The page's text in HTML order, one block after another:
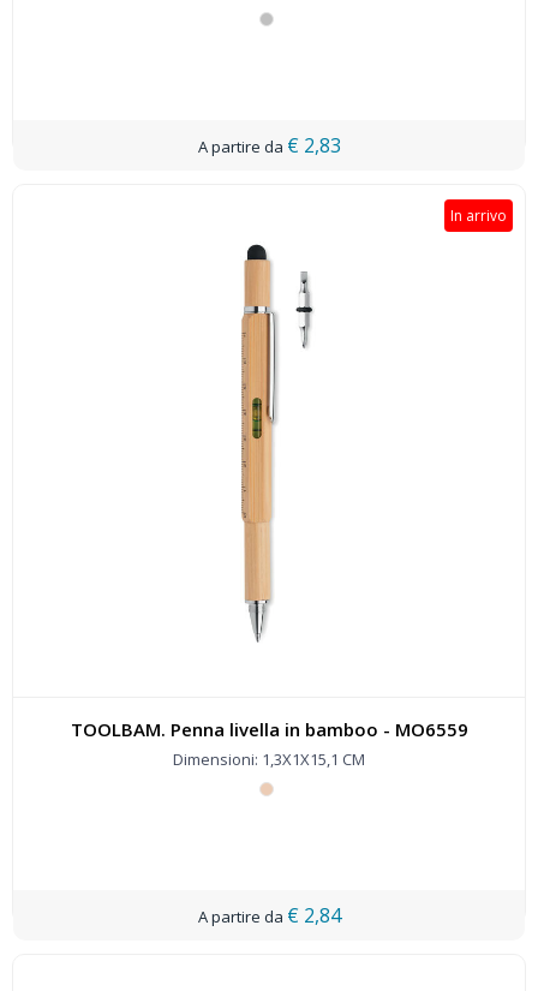
€ 2,83
TOOLBAM. Penna livella in bamboo - MO6559
In arrivo
Dimensioni: 1,3X1X15,1 CM
€ 2,84